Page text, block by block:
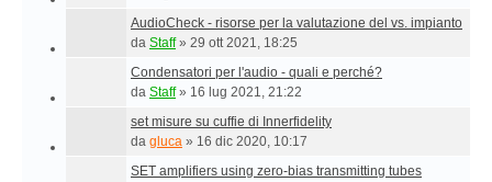
AudioCheck - risorse per la valutazione del vs. impianto
da Staff» 29 ott 2021, 18:25
Condensatori per l'audio - quali e perché?
da Staff» 16 lug 2021, 21:22
set misure su cuffie di Innerfidelity
da gluca » 16 dic 2020, 10:17
SET amplifiers using zero-bias transmitting tubes